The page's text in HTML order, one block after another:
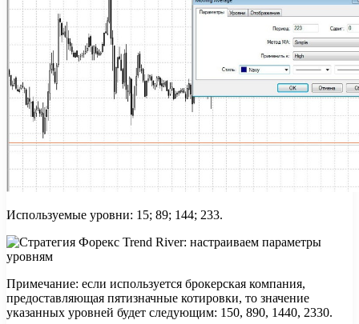
Используемые уровни: 15; 89; 144; 233.
Примечание: если используется брокерская компания,
предоставляющая пятизначные котировки, то значение
указанных уровней будет следующим: 150, 890, 1440, 2330.